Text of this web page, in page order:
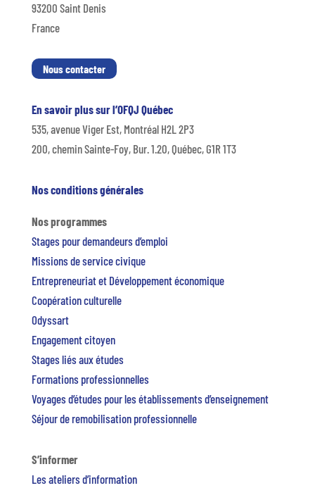
93200 Saint Denis
France
Nous contacter
En savoir plus sur l’OFQJ Québec
535, avenue Viger Est, Montréal H2L 2P3
200, chemin Sainte-Foy, Bur. 1.20, Québec, G1R 1T3
Nos conditions générales
Nos programmes
Stages pour demandeurs d’emploi
Missions de service civique
Entrepreneuriat et Développement économique
Coopération culturelle
Odyssart
Engagement citoyen
Stages liés aux études
Formations professionnelles
Voyages d’études pour les établissements d’enseignement
Séjour de remobilisation professionnelle
S’informer
Les ateliers d’information